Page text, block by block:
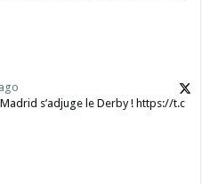
s’adjuge le Derby ! https://t.c